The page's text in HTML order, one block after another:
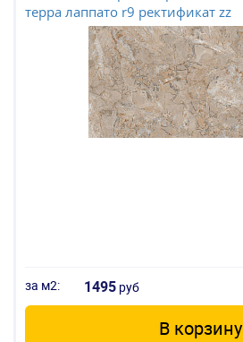
терра лаппато r9 ректификат zz
за м2: 1495 руб
В корзину